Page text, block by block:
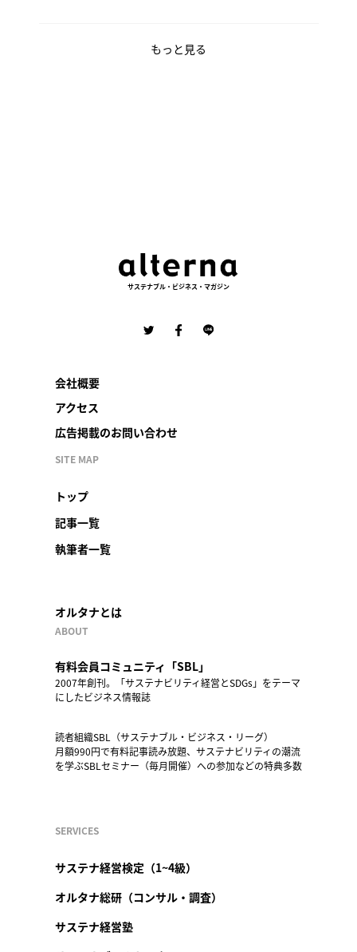
もっと見る
サステナブル・ビジネス・マガジン
会社概要
アクセス
広告掲載のお問い合わせ
SITE MAP
トップ
記事一覧
執筆者一覧
オルタナとは
ABOUT
有料会員コミュニティ「SBL」
2007年創刊。「サステナビリティ経営とSDGs」をテーマ
にしたビジネス情報誌
読者組織SBL（サステナブル・ビジネス・リーグ）
月額990円で有料記事読み放題、サステナビリティの潮流
を学ぶSBLセミナー（毎月開催）への参加などの特典多数
SERVICES
サステナ経営検定（1~4級）
オルタナ総研（コンサル・調査）
サステナ経営塾